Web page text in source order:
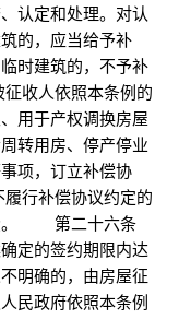
认定和处理。对认
的，应当给予补
时建筑的，不予补
人依照本条例的
用于产权调换房屋
转用房、停产停业
项，订立补偿协
行补偿协议约定的
讼。 第二十六条
定的签约期限内达
明确的，由房屋征
民政府依照本条例